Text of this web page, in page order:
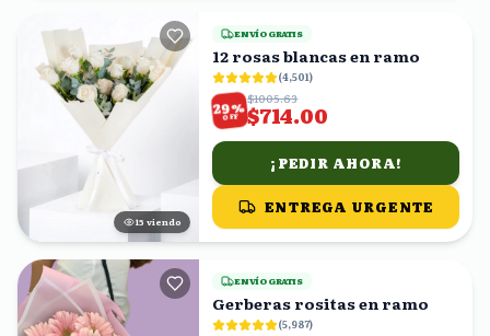
16 viendo
ENVÍO GRATIS
12 rosas blancas en ramo
(4,501)
29%
OFF
$1005.63
$714.00
¡PEDIR AHORA!
ENTREGA URGENTE
ENVÍO GRATIS
Gerberas rositas en ramo
(5,987)